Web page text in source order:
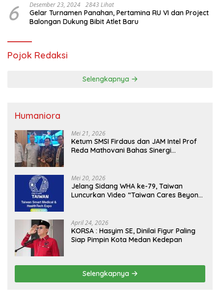
6 Desember 23, 2024 2843 Lihat
Gelar Turnamen Panahan, Pertamina RU VI dan Project
Balongan Dukung Bibit Atlet Baru
Pojok Redaksi
Selengkapnya
Humaniora
Mei 21, 2026
Ketum SMSI Firdaus dan JAM Intel Prof
Reda Mathovani Bahas Sinergi
MBG, Perkuat Pengawasan Program
Pemerintah
Mei 20, 2026
Jelang Sidang WHA ke-79, Taiwan
Luncurkan Video “Taiwan Cares Beyond
April 24, 2026
KORSA : Hasyim SE, Dinilai Figur Paling
Siap Pimpin Kota Medan Kedepan
Selengkapnya